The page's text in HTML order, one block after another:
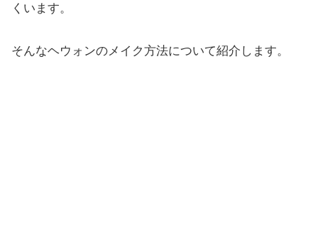
くいます。
そんなヘウォンのメイク方法について紹介します。